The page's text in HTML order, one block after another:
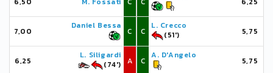
7,00
Daniel Bessa
C
6,25
L. Siligardi
(74')
A
C
L. Crecco
(51')
5,75
C
A. D'Angelo
5,75